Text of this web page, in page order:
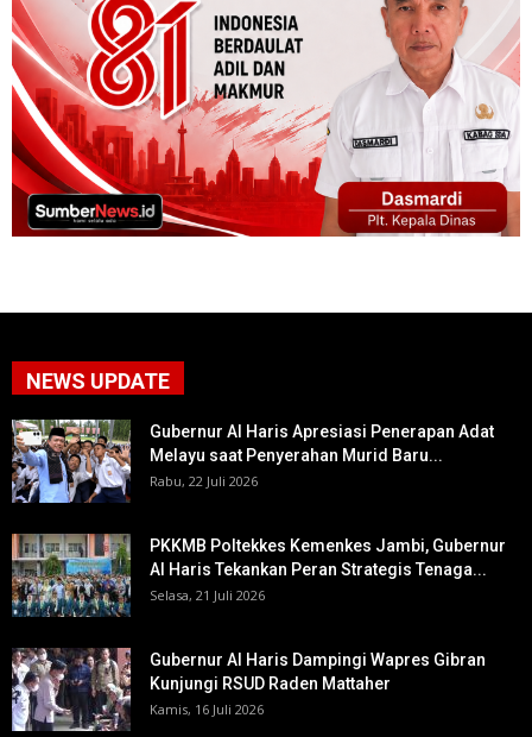
NEWS UPDATE
Gubernur Al Haris Apresiasi Penerapan Adat
Melayu saat Penyerahan Murid Baru...
Rabu, 22 Juli 2026
PKKMB Poltekkes Kemenkes Jambi, Gubernur
Al Haris Tekankan Peran Strategis Tenaga...
Selasa, 21 Juli 2026
Gubernur Al Haris Dampingi Wapres Gibran
Kunjungi RSUD Raden Mattaher
Kamis, 16 Juli 2026